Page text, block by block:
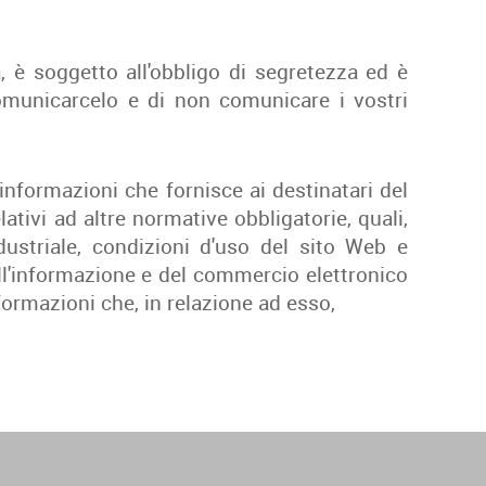
soggetto all'obbligo di segretezza ed è
e di non comunicare i vostri
che fornisce ai destinatari del
ad altre normative obbligatorie, quali,
condizioni d'uso del sito Web e
e del commercio elettronico
che, in relazione ad esso,